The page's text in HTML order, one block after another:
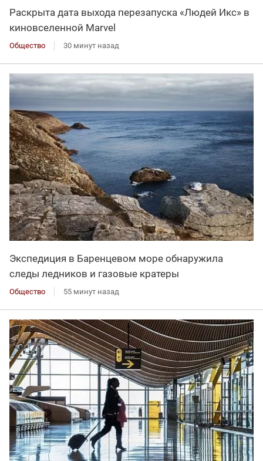
Раскрыта дата выхода перезапуска «Людей Икс» в
киновселенной Marvel
Общество 30 минут назад
Экспедиция в Баренцевом море обнаружила
следы ледников и газовые кратеры
Общество 55 минут назад